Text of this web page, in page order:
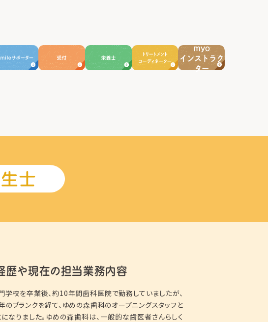
myo
インストラク
ター
歴や現在の担当業務内容
校を卒業後、約10年間歯科医院で勤務していましたが、
ブランクを経て、ゆめの森歯科のオープニングスタッフと
なりました。 ゆめの森歯科は、一般的な歯医者さんらしく